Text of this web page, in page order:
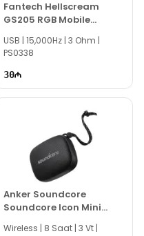
təmin olunur,
istifadə edə
qısa
da sifariş edin və
Fantech Hellscream
GS205 RGB Mobile
Gaming Speaker
USB | 15,000Hz | 3 Ohm |
PS0338
30
Anker Soundcore
Soundcore Icon Mini
Black A3121
Wireless | 8 Saat | 3 Vt |